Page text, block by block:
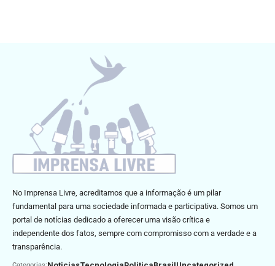
No Imprensa Livre, acreditamos que a informação é um pilar
fundamental para uma sociedade informada e participativa. Somos um
portal de notícias dedicado a oferecer uma visão crítica e
independente dos fatos, sempre com compromisso com a verdade e a
transparência.